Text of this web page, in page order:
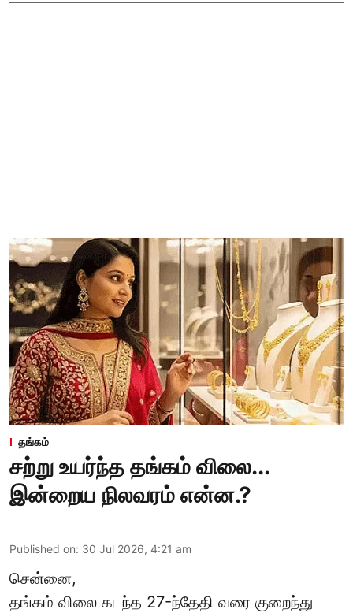
தங்கம்
சற்று உயர்ந்த தங்கம் விலை...
இன்றைய நிலவரம் என்ன.?
Published on: 30 Jul 2026, 4:21 am
சென்னை,
தங்கம் விலை கடந்த 27-ந்தேதி வரை குறைந்து